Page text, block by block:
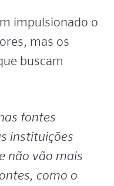
impulsionado o
mas os
buscam
fontes
instituições
não vão mais
como o